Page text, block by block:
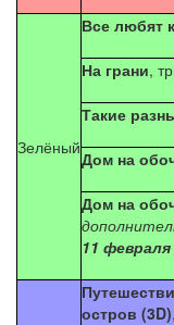
Зелёный
Все любят
На грани,
Такие
Дом на
Дом на
11 февраля
остров (3D)